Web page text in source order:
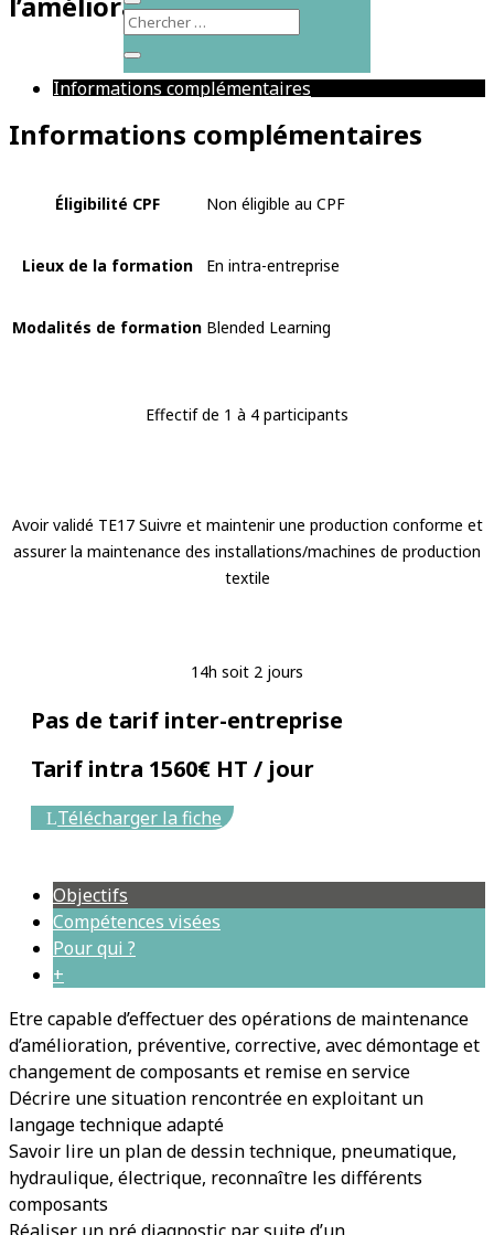
Informations complémentaires
Informations complémentaires
Éligibilité CPF Non éligible au CPF
Lieux de la formation En intra-entreprise
Modalités de formation Blended Learning
Effectif de 1 à 4 participants
Avoir validé TE17 Suivre et maintenir une production conforme et
assurer la maintenance des installations/machines de production
textile
14h soit 2 jours
Pas de tarif inter-entreprise
Tarif intra 1560€ HT / jour
Télécharger la fiche
Objectifs
Compétences visées
Pour qui ?
+
Etre capable d’effectuer des opérations de maintenance
d’amélioration, préventive, corrective, avec démontage et
changement de composants et remise en service
Décrire une situation rencontrée en exploitant un
langage technique adapté
Savoir lire un plan de dessin technique, pneumatique,
hydraulique, électrique, reconnaître les différents
composants